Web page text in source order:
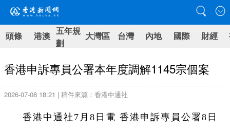
頭條 港澳 五年規
劃
大灣區 台灣 內地 國際 財經
香港申訴專員公署本年度調解1145宗個案
2026-07-08 18:21 | 稿件來源：香港中通社
香港中通社7月8日電 香港申訴專員公署8日